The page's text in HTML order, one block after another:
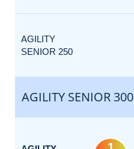
AGILITY
SENIOR 250
AGILITY SENIOR 300